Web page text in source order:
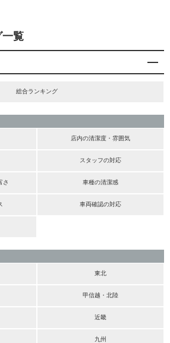
一覧
総合ランキング
店内の清潔度・雰囲気
スタッフの対応
さ 車種の清潔感
車両確認の対応
東北
甲信越・北陸
近畿
九州